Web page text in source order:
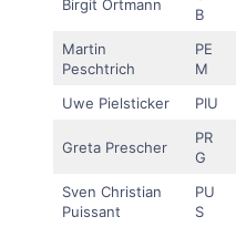
Birgit Ortmann
B
Martin
Peschtrich
PE
M
Uwe Pielsticker PIU
Greta Prescher
PR
G
Sven Christian
Puissant
PU
S